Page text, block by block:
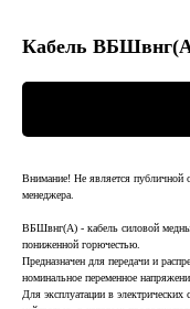
Кабель
Внимание! Не является публичной
менеджера.
ВБШвнг(А) - кабель силовой
пониженной горючестью.
Предназначен для передачи и
номинальное переменное
Для эксплуатации в